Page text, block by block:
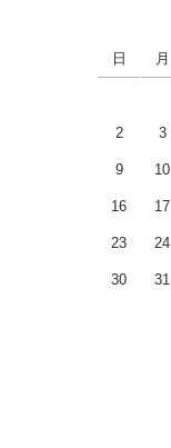
日 月
2 3
9 10
16 17
23 24
30 31